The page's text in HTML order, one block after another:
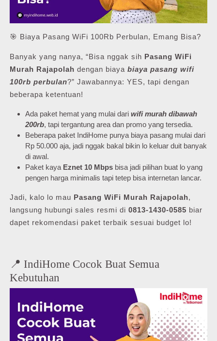
🎯 Biaya Pasang WiFi 100Rb Perbulan, Emang Bisa?
Banyak yang nanya, “Bisa nggak sih Pasang WiFi
Murah Rajapolah dengan biaya biaya pasang wifi
100rb perbulan?” Jawabannya: YES, tapi dengan
beberapa ketentuan!
Ada paket hemat yang mulai dari wifi murah dibawah
200rb, tapi tergantung area dan promo yang tersedia.
Beberapa paket IndiHome punya biaya pasang mulai dari
Rp 50.000 aja, jadi nggak bakal bikin lo keluar duit banyak
di awal.
Paket kaya Eznet 10 Mbps bisa jadi pilihan buat lo yang
pengen harga minimalis tapi tetep bisa internetan lancar.
Jadi, kalo lo mau Pasang WiFi Murah Rajapolah,
langsung hubungi sales resmi di 0813-1430-0585 biar
dapet rekomendasi paket terbaik sesuai budget lo!
📍 IndiHome Cocok Buat Semua
Kebutuhan